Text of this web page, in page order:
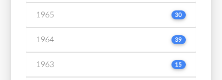
1965 30
1964 39
1963 15